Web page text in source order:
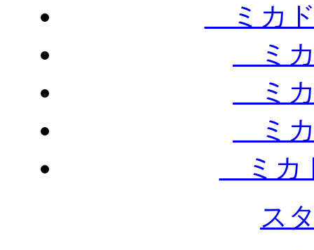
ミカド
ミカ
ミカ
ミカ
ミカ
ス